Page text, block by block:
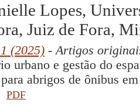
Lopes,
Juiz de Fora,
(2025) - Artigos
urbano e gestão do
abrigos de ônibus
PDF